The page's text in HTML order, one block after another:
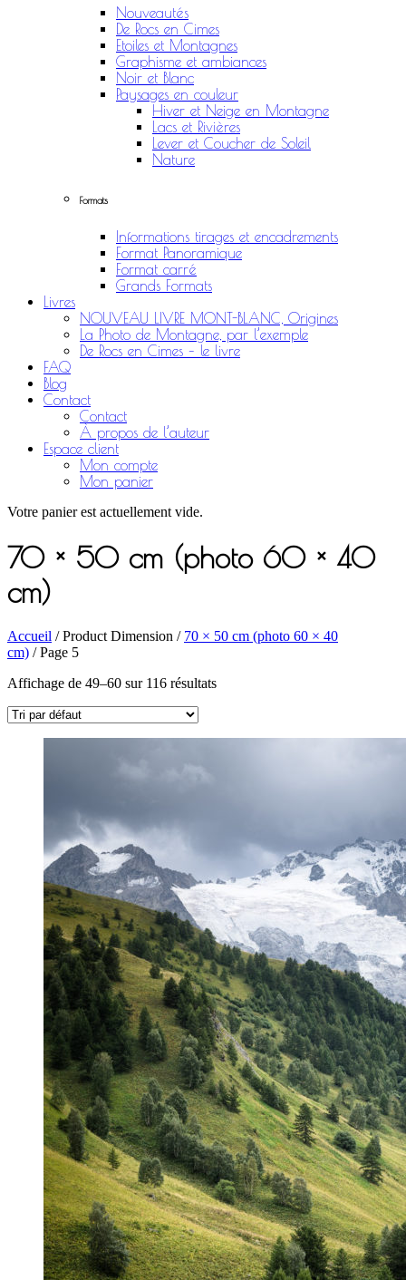
Nouveautés
De Rocs en Cimes
Etoiles et Montagnes
Graphisme et ambiances
Noir et Blanc
Paysages en couleur
Hiver et Neige en Montagne
Lacs et Rivières
Lever et Coucher de Soleil
Nature
Formats
Informations tirages et encadrements
Format Panoramique
Format carré
Grands Formats
Livres
NOUVEAU LIVRE MONT-BLANC, Origines
La Photo de Montagne, par l’exemple
De Rocs en Cimes – le livre
FAQ
Blog
Contact
Contact
À propos de l’auteur
Espace client
Mon compte
Mon panier
Votre panier est actuellement vide.
70 × 50 cm (photo 60 × 40
cm)
Accueil / Product Dimension / 70 × 50 cm (photo 60 × 40
cm) / Page 5
Affichage de 49–60 sur 116 résultats